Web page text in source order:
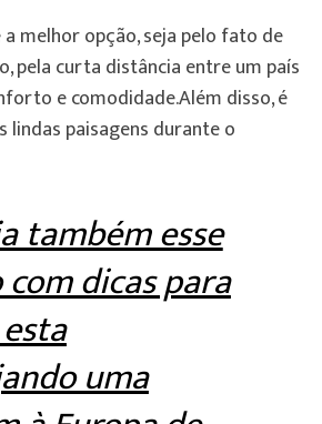
melhor opção, seja pelo fato de
pela curta distância entre um país
e comodidade.Além disso, é
lindas paisagens durante o
também esse
dicas para
uma